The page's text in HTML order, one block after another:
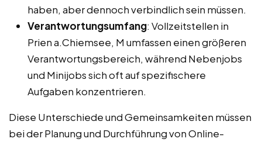
haben, aber dennoch verbindlich sein müssen.
Verantwortungsumfang: Vollzeitstellen in
Prien a.Chiemsee, M umfassen einen größeren
Verantwortungsbereich, während Nebenjobs
und Minijobs sich oft auf spezifischere
Aufgaben konzentrieren.
Diese Unterschiede und Gemeinsamkeiten müssen
bei der Planung und Durchführung von Online-